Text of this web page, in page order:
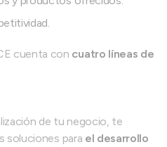
cuenta con cuatro líneas de
de tu negocio, te
soluciones para el desarrollo